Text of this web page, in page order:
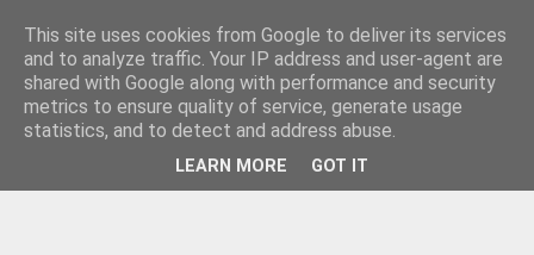
This site uses cookies from Google to deliver its services
and to analyze traffic. Your IP address and user-agent are
shared with Google along with performance and security
metrics to ensure quality of service, generate usage
statistics, and to detect and address abuse.
LEARN MORE GOT IT